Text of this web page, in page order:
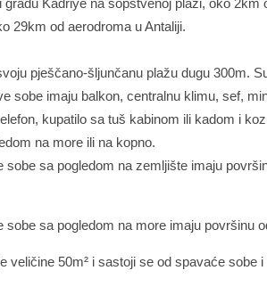
gradu Kadriye na sopstvenoj plaži, oko
29km od aerodroma u Antaliji.
pješčano-šljunčanu plažu dugu 300m.
sobe imaju balkon, centralnu klimu, sef,
kupatilo sa tuš kabinom ili kadom i
na more ili na kopno.
sobe sa pogledom na zemljište imaju
sobe sa pogledom na more imaju površinu
veličine 50m² i sastoji se od spavaće sobe